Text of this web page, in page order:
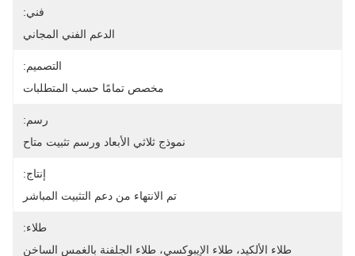
فني:
الدعم الفني المجاني
التصميم:
مخصص تمامًا حسب المتطلبات
رسم:
نموذج ثلاثي الأبعاد ورسم تثبيت متاح
إنتاج:
تم الانتهاء من دعم التثبيت المباشر
طلاء:
طلاء الألكيد، طلاء الإيبوكسي، طلاء الجلفنة بالغمس الساخن